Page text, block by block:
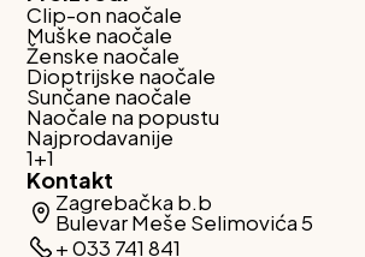
Clip-on naočale
Muške naočale
Ženske naočale
Dioptrijske naočale
Sunčane naočale
Naočale na popustu
Najprodavanije
1+1
Kontakt
Zagrebačka b.b
Bulevar Meše Selimovića 5
+ 033 741 841